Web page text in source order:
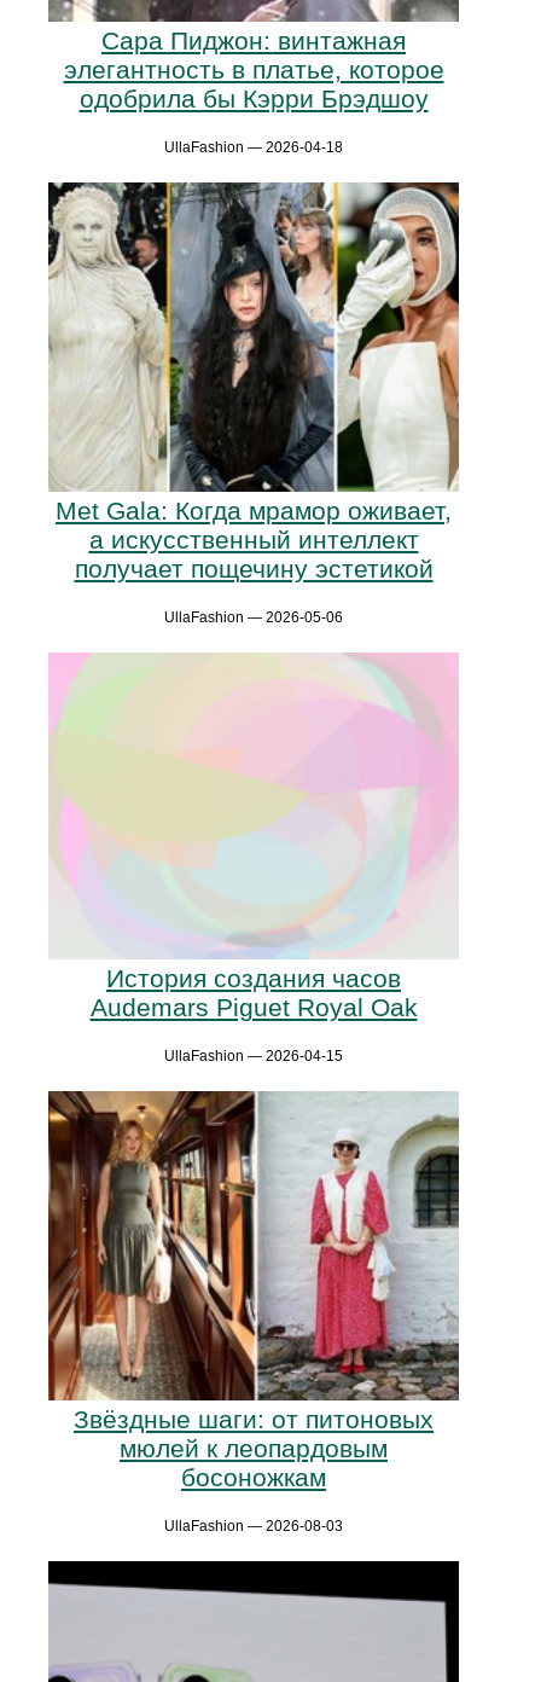
Сара Пиджон: винтажная
элегантность в платье, которое
одобрила бы Кэрри Брэдшоу
UllaFashion — 2026-04-18
Met Gala: Когда мрамор оживает,
а искусственный интеллект
получает пощечину эстетикой
UllaFashion — 2026-05-06
История создания часов
Audemars Piguet Royal Oak
UllaFashion — 2026-04-15
Звёздные шаги: от питоновых
мюлей к леопардовым
босоножкам
UllaFashion — 2026-08-03